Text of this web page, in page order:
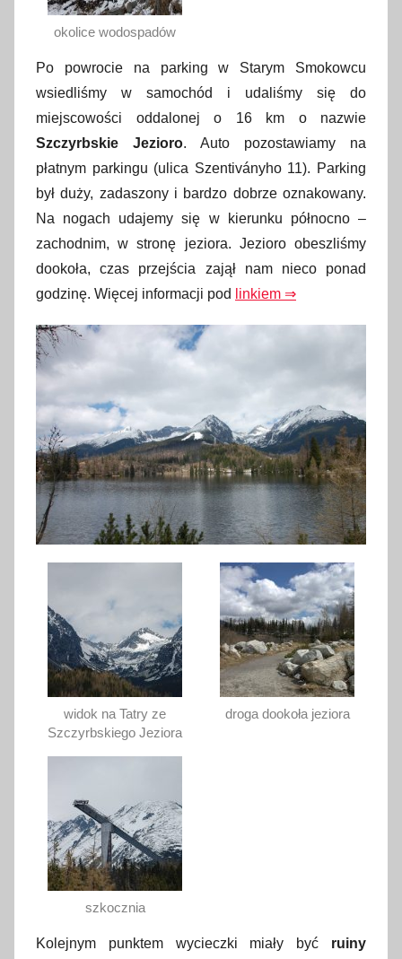
okolice wodospadów
Po powrocie na parking w Starym Smokowcu
wsiedliśmy w samochód i udaliśmy się do
miejscowości oddalonej o 16 km o nazwie
Szczyrbskie Jezioro. Auto pozostawiamy na
płatnym parkingu (ulica Szentiványho 11). Parking
był duży, zadaszony i bardzo dobrze oznakowany.
Na nogach udajemy się w kierunku północno –
zachodnim, w stronę jeziora. Jezioro obeszliśmy
dookoła, czas przejścia zajął nam nieco ponad
godzinę. Więcej informacji pod
linkiem ⇒
widok na Tatry ze
Szczyrbskiego Jeziora
droga dookoła jeziora
szkocznia
Kolejnym punktem wycieczki miały być ruiny